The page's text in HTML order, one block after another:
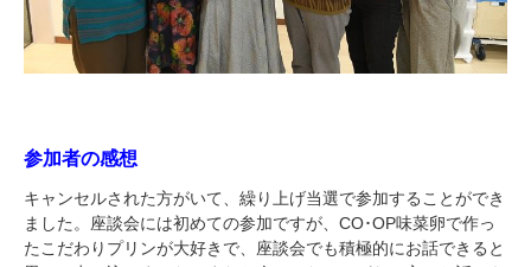
参加者の感想
キャンセルされた方がいて、繰り上げ当選で参加することができ
ました。座談会には初めての参加ですが、CO･OP味菜卵で作っ
たこだわりプリンが大好きで、座談会でも積極的にお話できると